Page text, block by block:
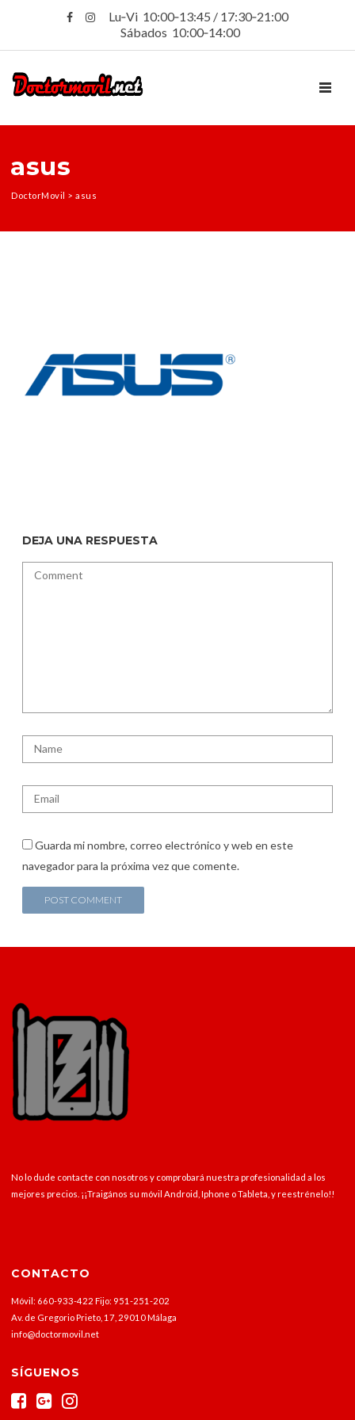
Lu‑Vi 10:00‑13:45 / 17:30‑21:00
Sábados 10:00‑14:00
asus
DoctorMovil > asus
DEJA UNA RESPUESTA
Guarda mi nombre, correo electrónico y web en este
navegador para la próxima vez que comente.
No lo dude contacte con nosotros y comprobará nuestra profesionalidad a los
mejores precios. ¡¡Traigános su móvil Android, Iphone o Tableta, y reestrénelo!!
CONTACTO
Móvil: 660-933-422 Fijo: 951-251-202
Av. de Gregorio Prieto, 17, 29010 Málaga
info@doctormovil.net
SÍGUENOS